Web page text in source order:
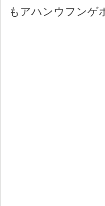
もアハンウフンゲ